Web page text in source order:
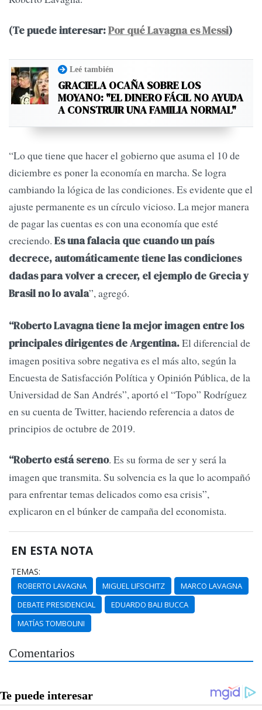
(Te puede interesar:Por qué Lavagna es Messi)
Leé también
GRACIELA OCAÑA SOBRE LOS
MOYANO: "EL DINERO FÁCIL NO AYUDA
A CONSTRUIR UNA FAMILIA NORMAL"
“Lo que tiene que hacer el gobierno que asuma el 10 de
diciembre es poner la economía en marcha. Se logra
cambiando la lógica de las condiciones. Es evidente que el
ajuste permanente es un círculo vicioso. La mejor manera
de pagar las cuentas es con una economía que esté
creciendo. Es una falacia que cuando un país
decrece, automáticamente tiene las condiciones
dadas para volver a crecer, el ejemplo de Grecia y
Brasil no lo avala”, agregó.
“Roberto Lavagna tiene la mejor imagen entre los
principales dirigentes de Argentina.El diferencial de
imagen positiva sobre negativa es el más alto, según la
Encuesta de Satisfacción Política y Opinión Pública, de la
Universidad de San Andrés”, aportó el “Topo” Rodríguez
en su cuenta de Twitter, haciendo referencia a datos de
principios de octubre de 2019.
“Roberto está sereno. Es su forma de ser y será la
imagen que transmita. Su solvencia es la que lo acompañó
para enfrentar temas delicados como esa crisis”,
explicaron en el búnker de campaña del economista.
EN ESTA NOTA
TEMAS:
ROBERTO LAVAGNA MIGUEL LIFSCHITZ
MARCO LAVAGNA
DEBATE PRESIDENCIAL
EDUARDO BALI BUCCA
MATÍAS TOMBOLINI
Comentarios